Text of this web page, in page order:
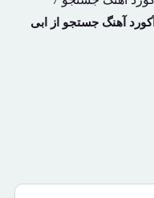
آکورد آهنگ جستجو از ابی